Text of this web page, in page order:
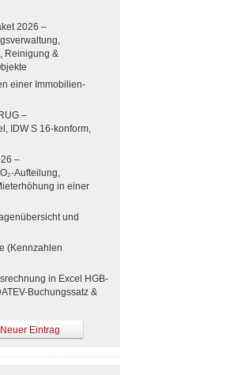
2026 –
Reinigung &
einer Immobilien-
–
IDW S 16-konform,
–
Aufteilung,
in einer
und
(Kennzahlen
in Excel HGB-
Buchungssatz &
Neuer Eintrag